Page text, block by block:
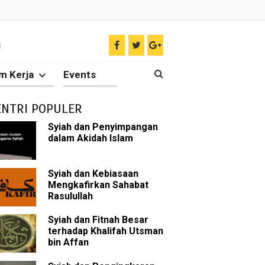
Berjasa dalam Islam
Umat Islam
tentang Ahlul Bait
oleh Islam
Para Sahabat
Kerja Events
POPULER
Syiah dan Penyimpangan
dalam Akidah Islam
Syiah dan Kebiasaan
Mengkafirkan Sahabat
Rasulullah
Syiah dan Fitnah Besar
terhadap Khalifah Utsman
bin Affan